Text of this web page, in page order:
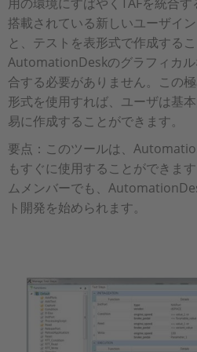
搭載されている新しいユーザイ
と、テストを表形式で作成するこ
AutomationDeskのグラフィカ
合する必要がありません。この
形式を使用すれば、ユーザは基
易に作成することができます。
要点：このツールは、
もすぐに使用することができま
ムメンバーでも、
ト開発を始められます。